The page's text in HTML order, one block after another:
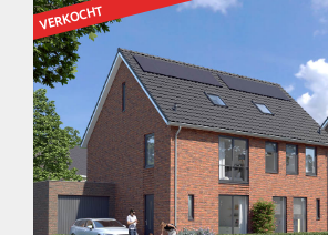
VERKOCHT